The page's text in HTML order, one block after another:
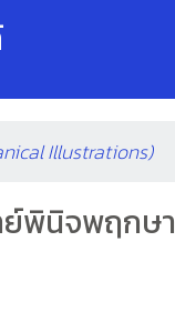
Illustrations)
ย์พินิจพฤกษา